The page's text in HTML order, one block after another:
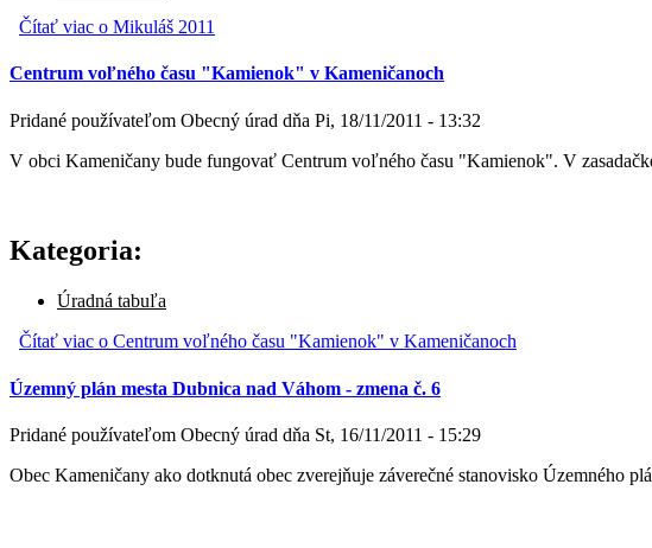
Čítať viac o Mikuláš 2011
Centrum voľného času "Kamienok" v Kameničanoch
Pridané používateľom Obecný úrad dňa Pi, 18/11/2011 - 13:32
V obci Kameničany bude fungovať Centrum voľného času "Kamienok". V
Kategoria:
Úradná tabuľa
Čítať viac o Centrum voľného času "Kamienok" v Kameničanoch
Územný plán mesta Dubnica nad Váhom - zmena č. 6
Pridané používateľom Obecný úrad dňa St, 16/11/2011 - 15:29
Obec Kameničany ako dotknutá obec zverejňuje záverečné stanovisko Územného